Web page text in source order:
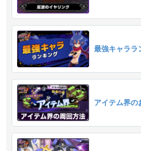
最強キャララ
アイテム界の